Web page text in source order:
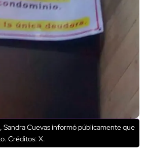
Sandra Cuevas informó públicamente que
Créditos: X.